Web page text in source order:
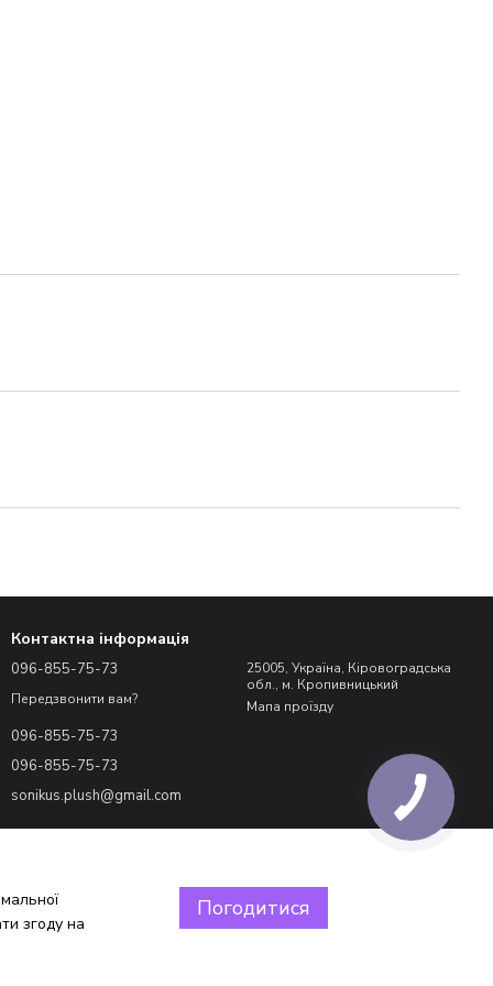
Контактна інформація
096-855-75-73
Передзвонити вам?
096-855-75-73
096-855-75-73
sonikus.plush@gmail.com
25005, Україна, Кіровоградська
обл., м. Кропивницький
Мапа проїзду
згоду на
Погодитися